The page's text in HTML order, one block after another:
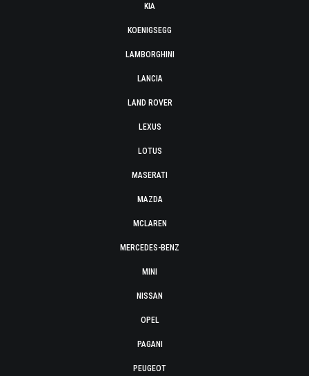
KIA
KOENIGSEGG
LAMBORGHINI
LANCIA
LAND ROVER
LEXUS
LOTUS
MASERATI
MAZDA
MCLAREN
MERCEDES-BENZ
MINI
NISSAN
OPEL
PAGANI
PEUGEOT